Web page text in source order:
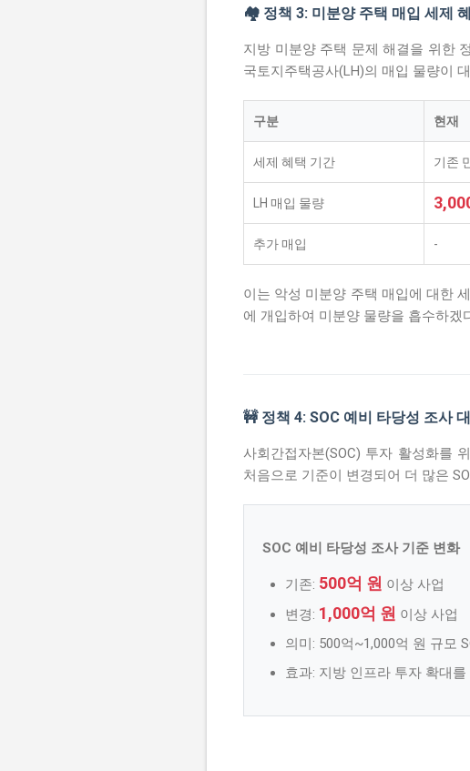
🏘️ 정책 3: 미분양 주택 매입 세제
지방 미분양 주택 문제 해결을 위한
국토지주택공사(LH)의 매입 물량이
구분 현재
세제 혜택 기간 기존
LH 매입 물량
추가 매입 -
이는 악성 미분양 주택 매입에 대한
에 개입하여 미분양 물량을 흡수하겠
🚧 정책 4: SOC 예비 타당성 조사
사회간접자본(SOC) 투자 활성화를
처음으로 기준이 변경되어 더 많은
SOC 예비 타당성 조사 기준 변화
기존: 500억 원 이상 사업
변경: 1,000억 원 이상 사업
의미: 500억~1,000억 원 규모
효과: 지방 인프라 투자 확대를